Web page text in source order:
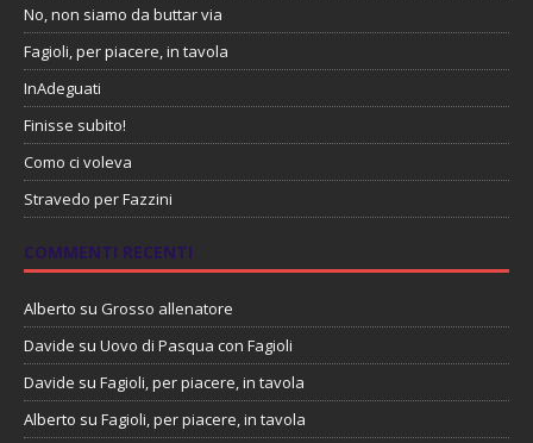
No, non siamo da buttar via
Fagioli, per piacere, in tavola
InAdeguati
Finisse subito!
Como ci voleva
Stravedo per Fazzini
COMMENTI RECENTI
Alberto su Grosso allenatore
Davide su Uovo di Pasqua con Fagioli
Davide su Fagioli, per piacere, in tavola
Alberto su Fagioli, per piacere, in tavola